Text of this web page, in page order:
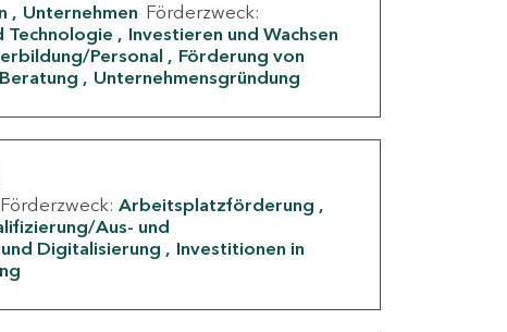
Unternehmen Förderzweck:
Technologie
Investieren und Wachsen
Personal
Förderung von
Unternehmensgründung
Förderzweck: Arbeitsplatzförderung
Aus- und
Digitalisierung
Investitionen in